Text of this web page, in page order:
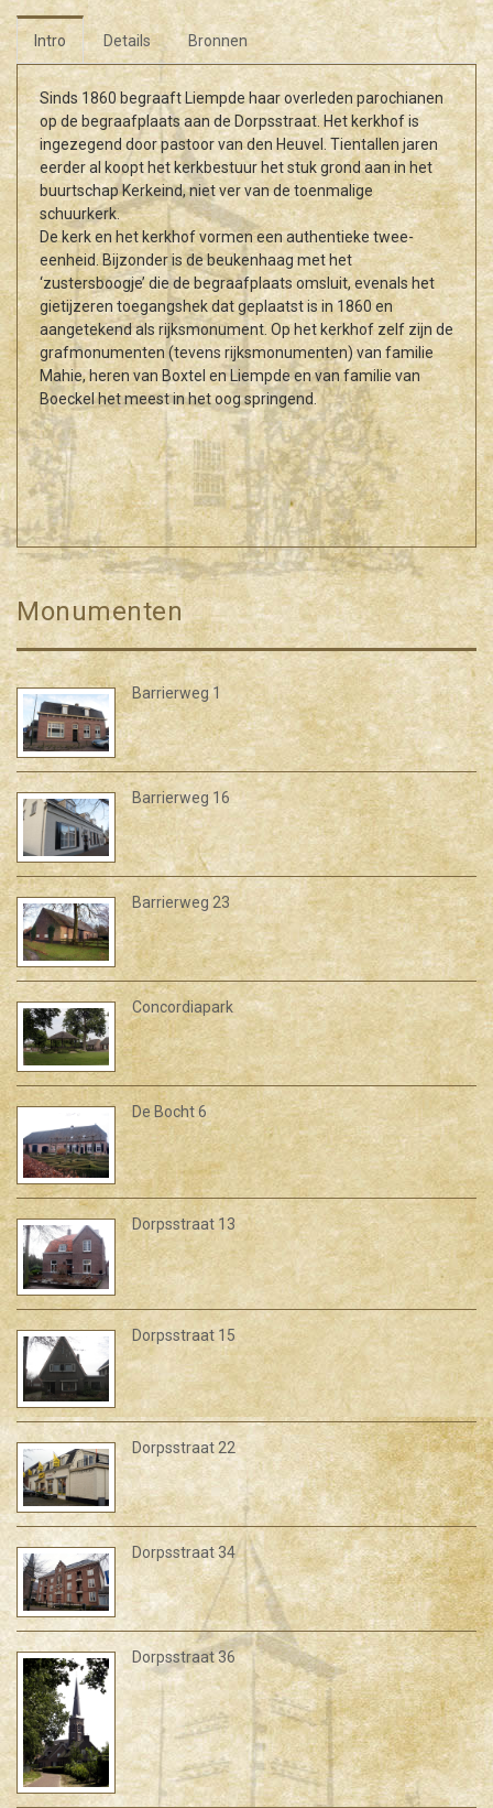
Intro Details Bronnen
Sinds 1860 begraaft Liempde haar overleden parochianen
op de begraafplaats aan de Dorpsstraat. Het kerkhof is
ingezegend door pastoor van den Heuvel. Tientallen jaren
eerder al koopt het kerkbestuur het stuk grond aan in het
buurtschap Kerkeind, niet ver van de toenmalige
schuurkerk.
De kerk en het kerkhof vormen een authentieke twee-
eenheid. Bijzonder is de beukenhaag met het
‘zustersboogje’ die de begraafplaats omsluit, evenals het
gietijzeren toegangshek dat geplaatst is in 1860 en
aangetekend als rijksmonument. Op het kerkhof zelf zijn de
grafmonumenten (tevens rijksmonumenten) van familie
Mahie, heren van Boxtel en Liempde en van familie van
Boeckel het meest in het oog springend.
Monumenten
Barrierweg 1
Barrierweg 16
Barrierweg 23
Concordiapark
De Bocht 6
Dorpsstraat 13
Dorpsstraat 15
Dorpsstraat 22
Dorpsstraat 34
Dorpsstraat 36